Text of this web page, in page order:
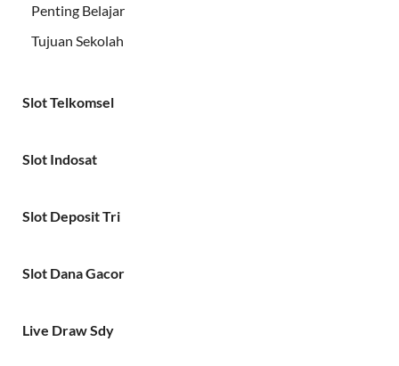
Penting Belajar
Tujuan Sekolah
Slot Telkomsel
Slot Indosat
Slot Deposit Tri
Slot Dana Gacor
Live Draw Sdy